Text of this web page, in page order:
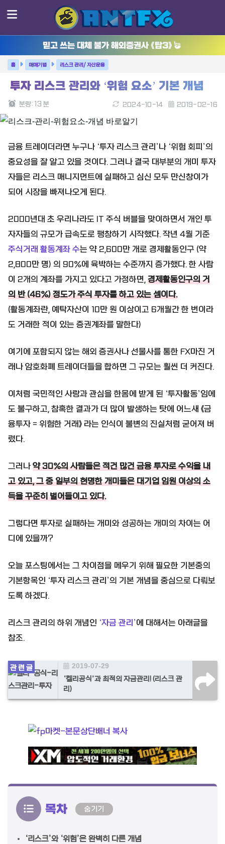
믿고 쓰는 대체 불가 해외증권사 《탑3》
매매기법 리스크 관리/ 자산운용
투자 리스크 관리와 ‘위험 요소’ 기본 개념
2019-02-16
2024-10-14
분량: 13 분
금융 트레이더라면 누구나 ‘투자 리스크 관리’나 ‘위험 회피’의
중요성을 잘 알고 있을 것이다. 그러나 결국 대부분의 개미 투자
자들은 리스크 매니지먼트에 실패하고 심신 모두 만신창이가
되어 시장을 빠져나오게 된다.
2000년대 초 우리나라도 IT 주식 버블을 맞이하면서 개인 투
자자들의 규모가 급속도로 팽창하기 시작했다. 작년 4월 기준
주식거래 활동계좌 수는 약 2,600만 개로 경제활동인구 (약
2,800만 명) 의 90%에 육박하는 수준까지 증가했다. 한 사람
이 2개의 계좌를 가지고 있다고 가정하면, 경제활동인구의 거
의 반 (46%) 정도가 주식 투자를 하고 있는 셈이다.
(활동계좌란, 예탁자산이 10만 원 이상이고 6개월간 한 번이라
도 거래한 적이 있는 증권계좌를 말한다)
여기에 포함되지 않는 해외 증권사나 선물사를 통한 FX마진 거
래나 암호화폐 트레이더들을 합하면 그 규모는 훨씬 더 커진다.
이처럼 국민적인 사랑과 관심을 한몸에 받게 된 ‘투자활동’임에
도 불구하고, 참혹한 결과가 더 많이 발생하는 탓에 어느새 《금
융투자 = 위험한 거래》 라는 인식이 불변의 진실처럼 굳어져 버
렸다.
그러나 약 30%의 사람들은 적건 많건 금융 투자로 수익을 내
고 있고, 그 중 일부의 현명한 개미들은 대기업 임원 이상의 소
득을 꾸준히 벌어들이고 있다.
그렇다면 투자로 실패하는 개미와 성공하는 개미의 차이는 어
디에 있을까?
오늘 포스팅에서는 그 차이점을 메우기 위해 필요한 기본중의
기본항목인 ‘투자 리스크 관리’의 기본 개념을 중심으로 다뤄보
도록 하겠다.
리스크 관리의 하위 개념인 ‘자금 관리’에 대해서는 아래글을
참조.
2019-07-29
‘켈리공식’과 최적의 자금관리! (리스크 관
리)
목차 숨기기
‘리스크’와 ‘위험’은 완벽히 다른 개념